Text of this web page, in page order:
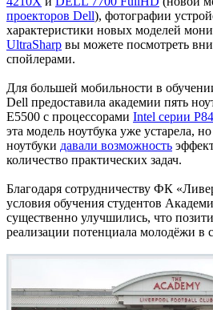
проекторов Dell), фотографии
характеристики новых моделей
UltraSharp вы можете посмотреть
спойлерами.
Для большей мобильности в
Dell предоставила академии пять
E5500 с процессорами Intel серии
эта модель ноутбука уже устарела,
ноутбуки давали возможность
количество практических задач.
Благодаря сотрудничеству ФК
условия обучения студентов
существенно улучшились, что
реализации потенциала молодёжи в